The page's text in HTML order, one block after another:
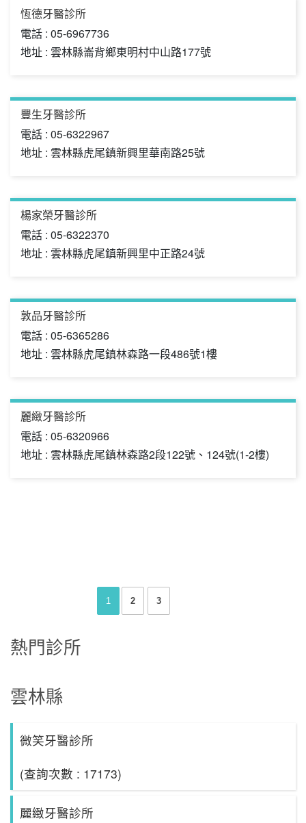
恆德牙醫診所
電話 : 05-6967736
地址 : 雲林縣崙背鄉東明村中山路177號
豐生牙醫診所
電話 : 05-6322967
地址 : 雲林縣虎尾鎮新興里華南路25號
楊家榮牙醫診所
電話 : 05-6322370
地址 : 雲林縣虎尾鎮新興里中正路24號
敦品牙醫診所
電話 : 05-6365286
地址 : 雲林縣虎尾鎮林森路一段486號1樓
麗緻牙醫診所
電話 : 05-6320966
地址 : 雲林縣虎尾鎮林森路2段122號、124號(1-2樓)
1 2 3
熱門診所
雲林縣
微笑牙醫診所
(查詢次數 : 17173)
麗緻牙醫診所